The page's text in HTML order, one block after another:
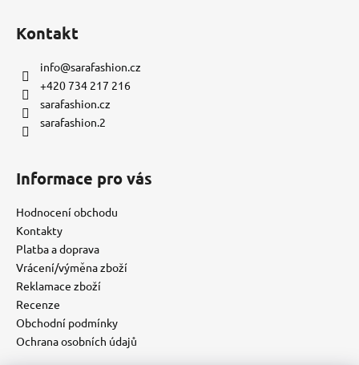
Kontakt
info@sarafashion.cz
+420 734 217 216
sarafashion.cz
sarafashion.2
Informace pro vás
Hodnocení obchodu
Kontakty
Platba a doprava
Vrácení/výměna zboží
Reklamace zboží
Recenze
Obchodní podmínky
Ochrana osobních údajů